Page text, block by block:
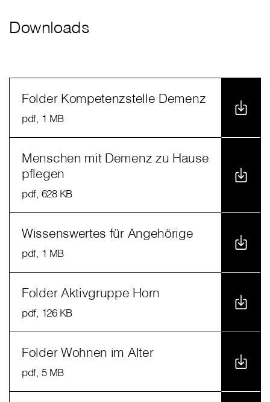
Downloads
Folder Kompetenzstelle Demenz
pdf, 1 MB
Menschen mit Demenz zu Hause
pflegen
pdf, 628 KB
Wissenswertes für Angehörige
pdf, 1 MB
Folder Aktivgruppe Horn
pdf, 126 KB
Folder Wohnen im Alter
pdf, 5 MB